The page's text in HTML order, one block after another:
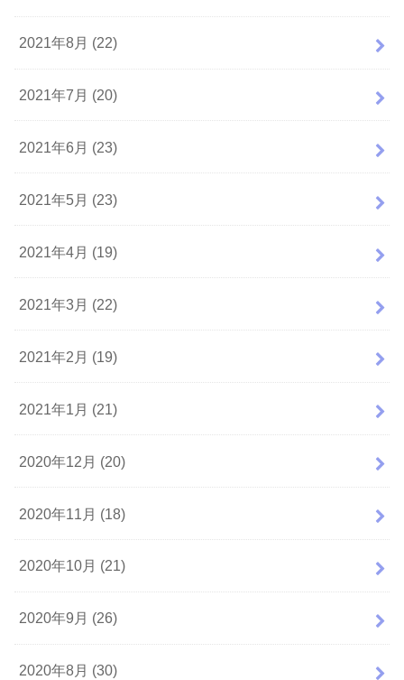
2021年8月 (22)
2021年7月 (20)
2021年6月 (23)
2021年5月 (23)
2021年4月 (19)
2021年3月 (22)
2021年2月 (19)
2021年1月 (21)
2020年12月 (20)
2020年11月 (18)
2020年10月 (21)
2020年9月 (26)
2020年8月 (30)